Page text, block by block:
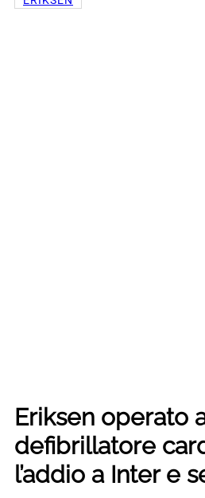
Eriksen operato
defibrillatore
l’addio a Inter e